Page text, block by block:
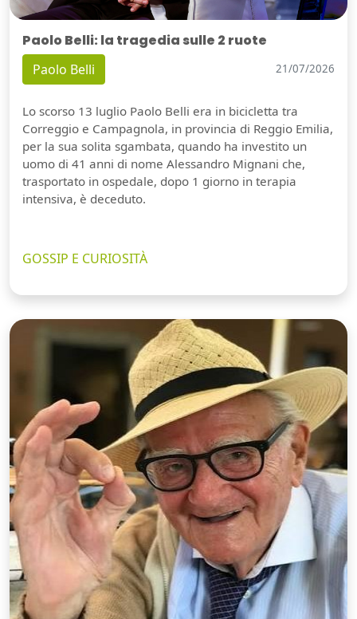
Paolo Belli: la tragedia sulle 2 ruote
Paolo Belli 21/07/2026
Lo scorso 13 luglio Paolo Belli era in bicicletta tra
Correggio e Campagnola, in provincia di Reggio Emilia,
per la sua solita sgambata, quando ha investito un
uomo di 41 anni di nome Alessandro Mignani che,
trasportato in ospedale, dopo 1 giorno in terapia
intensiva, è deceduto.
GOSSIP E CURIOSITÀ